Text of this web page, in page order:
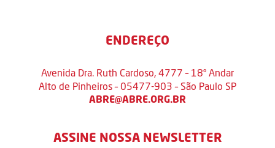
ENDEREÇO
Avenida Dra. Ruth Cardoso, 4777 – 18º Andar
Alto de Pinheiros – 05477-903 – São Paulo SP
ABRE@ABRE.ORG.BR
ASSINE NOSSA NEWSLETTER